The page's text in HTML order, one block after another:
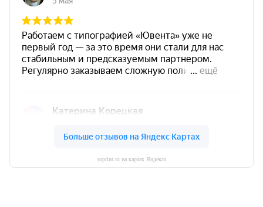
toprint.ru на картах Яндекса